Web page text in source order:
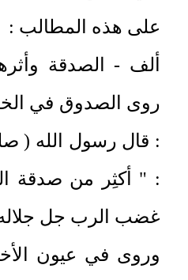
على هذه المطالب :
ألف - الصدقة
روى الصدوق في
: قال رسول الله (
: " أكثِر من صدقة
غضب الرب جل
وروى في عيون